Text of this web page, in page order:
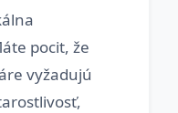
pocit, že
vyžadujú